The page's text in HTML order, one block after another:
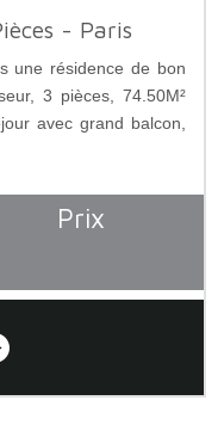
- Paris
une résidence de bon
3 pièces, 74.50M²
avec grand balcon,
Prix